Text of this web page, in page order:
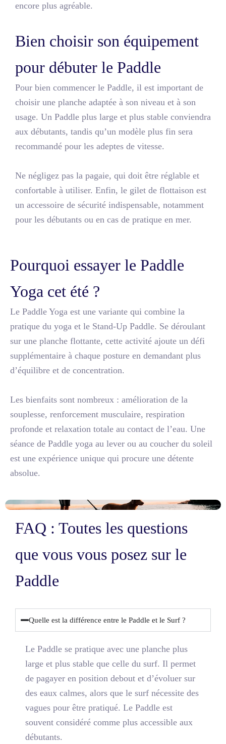
encore plus agréable.
Bien choisir son équipement
pour débuter le Paddle
Pour bien commencer le Paddle, il est important de
choisir une planche adaptée à son niveau et à son
usage. Un Paddle plus large et plus stable conviendra
aux débutants, tandis qu’un modèle plus fin sera
recommandé pour les adeptes de vitesse.
Ne négligez pas la pagaie, qui doit être réglable et
confortable à utiliser. Enfin, le gilet de flottaison est
un accessoire de sécurité indispensable, notamment
pour les débutants ou en cas de pratique en mer.
Pourquoi essayer le Paddle
Yoga cet été ?
Le Paddle Yoga est une variante qui combine la
pratique du yoga et le Stand-Up Paddle. Se déroulant
sur une planche flottante, cette activité ajoute un défi
supplémentaire à chaque posture en demandant plus
d’équilibre et de concentration.
Les bienfaits sont nombreux : amélioration de la
souplesse, renforcement musculaire, respiration
profonde et relaxation totale au contact de l’eau. Une
séance de Paddle yoga au lever ou au coucher du soleil
est une expérience unique qui procure une détente
absolue.
FAQ : Toutes les questions
que vous vous posez sur le
Paddle
Quelle est la différence entre le Paddle et le Surf ?
Le Paddle se pratique avec une planche plus
large et plus stable que celle du surf. Il permet
de pagayer en position debout et d’évoluer sur
des eaux calmes, alors que le surf nécessite des
vagues pour être pratiqué. Le Paddle est
souvent considéré comme plus accessible aux
débutants.